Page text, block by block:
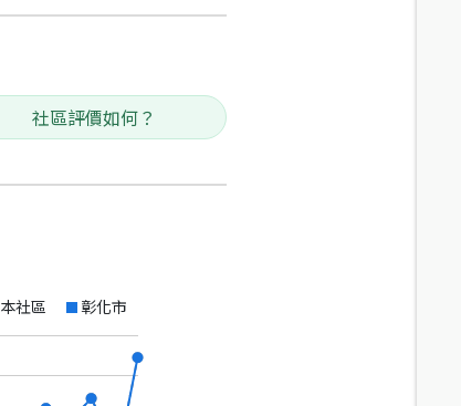
社區評價如何？
本社區 彰化市